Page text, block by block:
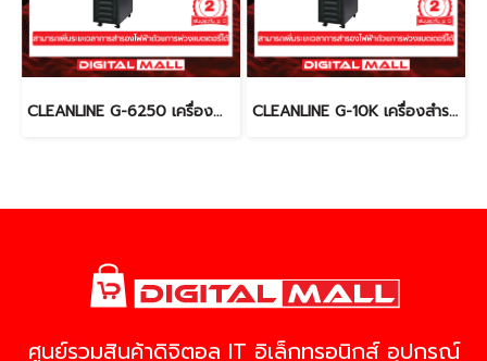
CLEANLINE G-6250 เครื่องสำรองไฟ (UPS) CLEANLINE G-10K เครื่องสำรองไฟ (UPS)
ศูนย์รวมสินค้าดิจิตอล IT อิเล็กทรอนิกส์ อุปกรณ์